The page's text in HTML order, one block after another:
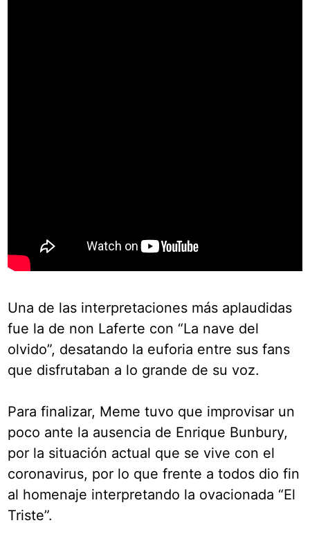
Una de las interpretaciones más aplaudidas
fue la de non Laferte con “La nave del
olvido”, desatando la euforia entre sus fans
que disfrutaban a lo grande de su voz.
Para finalizar, Meme tuvo que improvisar un
poco ante la ausencia de Enrique Bunbury,
por la situación actual que se vive con el
coronavirus, por lo que frente a todos dio fin
al homenaje interpretando la ovacionada “El
Triste”.